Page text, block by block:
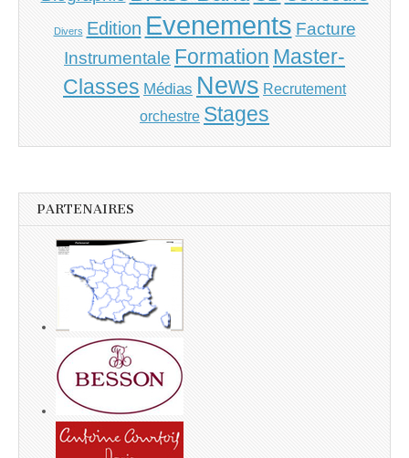
Divers Edition Evenements Facture
Instrumentale Formation Master-
Classes Médias News Recrutement
orchestre Stages
PARTENAIRES